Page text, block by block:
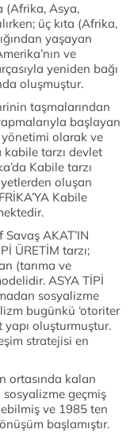
(Afrika, Asya,
üç kıta (Afrika,
yaşayan
ve
yeniden bağı
oluşmuştur.
taşmalarından
başlayan
olarak ve
kabile tarzı devlet
Kabile tarzı
oluşan
Kabile
AKAT’IN
ÜRETİM tarzı;
(tarıma ve
ASYA TİPİ
sosyalizme
bugünkü ‘otoriter
oluşturmuştur.
stratejisi en
ortasında kalan
sosyalizme geçmiş
ve 1985 ten
başlamıştır.